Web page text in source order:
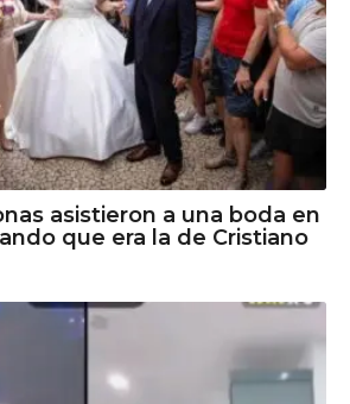
asistieron a una boda en
que era la de Cristiano